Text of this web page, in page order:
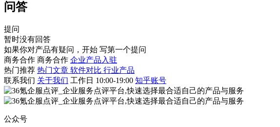
问答
提问
暂时没有回答
如果你对产品有疑问，开始 写第一个提问
商务合作 商务合作 企业产品入驻
热门推荐 热门文章 软件对比 行业产品
联系我们 关于我们 工作日 10:00-19:00 知乎账号
公众号